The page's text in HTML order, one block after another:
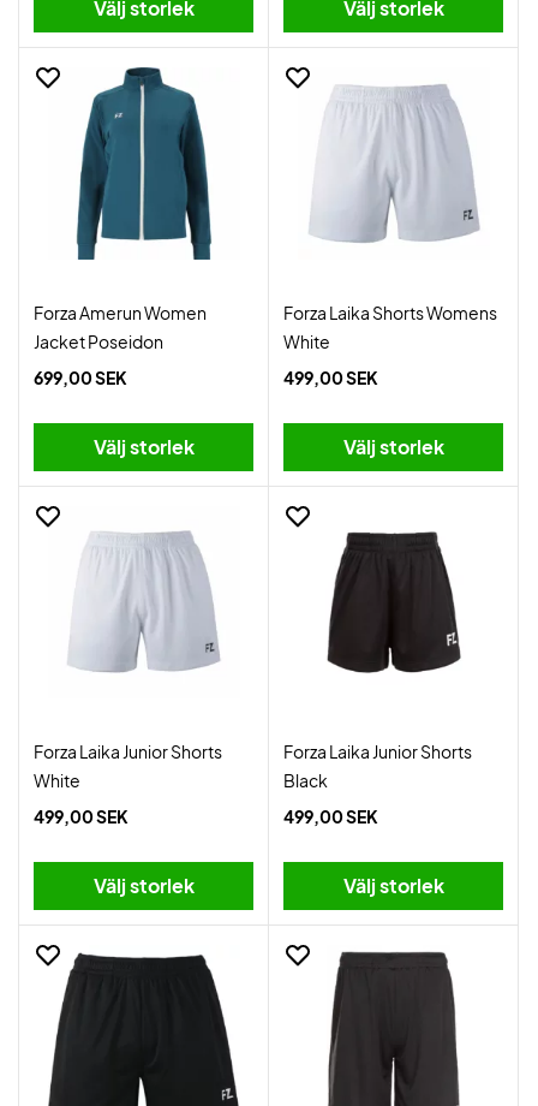
Välj storlek Välj storlek
Forza Amerun Women
Jacket Poseidon
699,00 SEK
Välj storlek
Forza Laika Shorts Womens
White
499,00 SEK
Välj storlek
Forza Laika Junior Shorts
White
499,00 SEK
Välj storlek
Forza Laika Junior Shorts
Black
499,00 SEK
Välj storlek